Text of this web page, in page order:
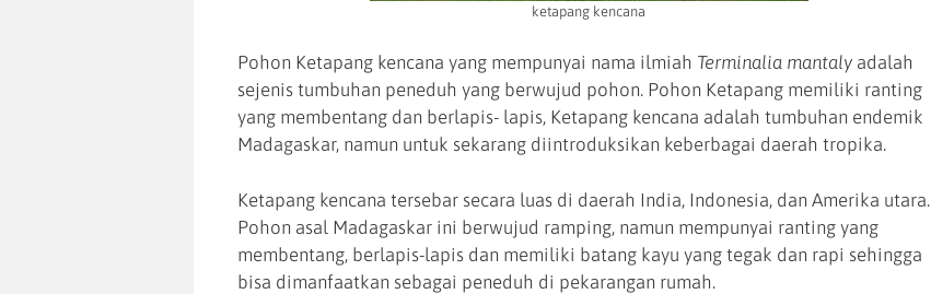
ketapang kencana
Pohon Ketapang kencana yang mempunyai nama ilmiah Terminalia mantaly adalah
sejenis tumbuhan peneduh yang berwujud pohon. Pohon Ketapang memiliki ranting
yang membentang dan berlapis- lapis, Ketapang kencana adalah tumbuhan endemik
Madagaskar, namun untuk sekarang diintroduksikan keberbagai daerah tropika.
Ketapang kencana tersebar secara luas di daerah India, Indonesia, dan Amerika utara.
Pohon asal Madagaskar ini berwujud ramping, namun mempunyai ranting yang
membentang, berlapis-lapis dan memiliki batang kayu yang tegak dan rapi sehingga
bisa dimanfaatkan sebagai peneduh di pekarangan rumah.